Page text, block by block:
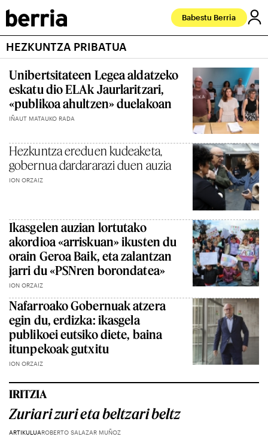
Babestu Berria
HEZKUNTZA PRIBATUA
Unibertsitateen Legea aldatzeko
eskatu dio ELAk Jaurlaritzari,
«publikoa ahultzen» duelakoan
IÑAUT MATAUKO RADA
Hezkuntza ereduen kudeaketa,
gobernua dardararazi duen auzia
ION ORZAIZ
Ikasgelen auzian lortutako
akordioa «arriskuan» ikusten du
orain Geroa Baik, eta zalantzan
jarri du «PSNren borondatea»
ION ORZAIZ
Nafarroako Gobernuak atzera
egin du, erdizka: ikasgela
publikoei eutsiko diete, baina
itunpekoak gutxitu
ION ORZAIZ
IRITZIA
Zuriari zuri eta beltzari beltz
ARTIKULUAROBERTO SALAZAR MUÑOZ